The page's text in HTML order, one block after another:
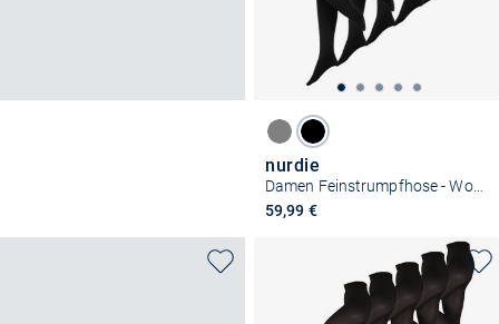
nurdie
Damen Feinstrumpfhose - Wohlig-Warm 100 DEN
59,99 €